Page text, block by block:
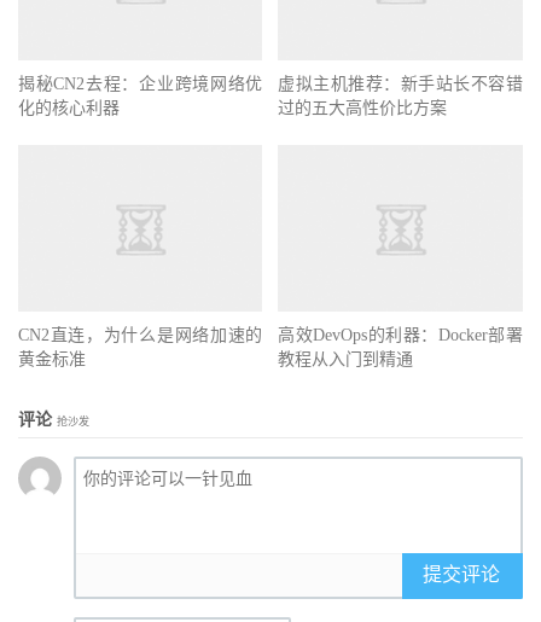
揭秘CN2去程：企业跨境网络优
化的核心利器
虚拟主机推荐：新手站长不容错
过的五大高性价比方案
CN2直连，为什么是网络加速的
黄金标准
高效DevOps的利器：Docker部署
教程从入门到精通
评论 抢沙发
提交评论